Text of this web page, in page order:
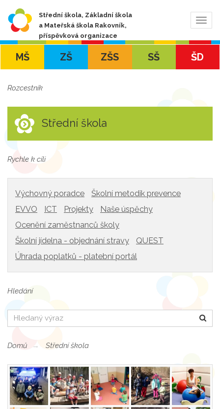
Střední škola, Základní škola
a Mateřská škola Rakovník,
příspěvková organizace
MŠ ZŠ ZŠS SŠ ŠD
Rozcestník
Střední škola
Rychle k cíli
Výchovný poradce
Školní metodik prevence
EVVO
ICT Projekty
Naše úspěchy
Ocenění zaměstnanců školy
Školní jídelna - objednání stravy
QUEST
Úhrada poplatků - platební portál
Hledání
Hledat
Domů Střední škola